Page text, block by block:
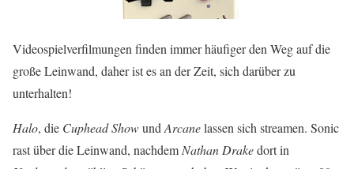
Videospielverfilmungen finden immer häufiger den Weg auf die
große Leinwand, daher ist es an der Zeit, sich darüber zu
unterhalten!
Halo, die Cuphead Showund Arcanelassen sich streamen. Sonic
rast über die Leinwand, nachdem Nathan Drakedort in